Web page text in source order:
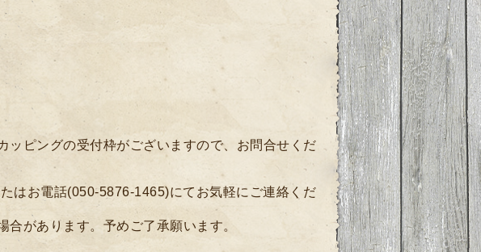
ピングの受付枠がございますので、 お問合せくだ
はお電話(050-5876-1465)にてお気軽にご連絡くだ
があります。予めご了承願います。